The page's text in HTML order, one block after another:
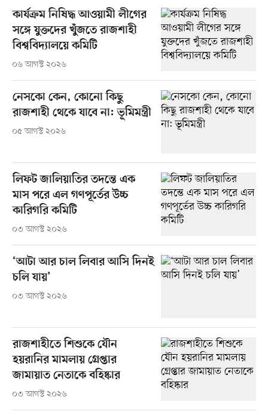
কার্যক্রম নিষিদ্ধ আওয়ামী লীগের
সঙ্গে যুক্তদের খুঁজতে রাজশাহী
বিশ্ববিদ্যালয়ে কমিটি
০৬ আগস্ট ২০২৬
নেসকো কেন, কোনো কিছু
রাজশাহী থেকে যাবে না: ভূমিমন্ত্রী
০৫ আগস্ট ২০২৬
লিফট জালিয়াতির তদন্তে এক
মাস পরে এল গণপূর্তের উচ্চ
কারিগরি কমিটি
০৩ আগস্ট ২০২৬
‘আটা আর চাল লিবার আসি দিনই
চলি যায়’
০৩ আগস্ট ২০২৬
রাজশাহীতে শিশুকে যৌন
হয়রানির মামলায় গ্রেপ্তার
জামায়াত নেতাকে বহিষ্কার
০৩ আগস্ট ২০২৬